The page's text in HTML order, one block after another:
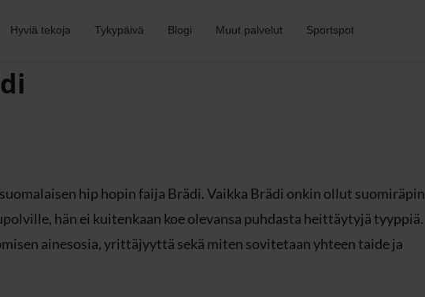
Hyviä tekoja Tykypäivä Blogi Muut palvelut Sportspot
hip hopin faija Brädi. Vaikka Brädi onkin ollut suomiräpin
hän ei kuitenkaan koe olevansa puhdasta heittäytyjä tyyppiä.
ainesosia, yrittäjyyttä sekä miten sovitetaan yhteen taide ja